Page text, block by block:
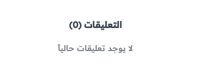
التعليقات (0)
لا يوجد تعليقات حالياً